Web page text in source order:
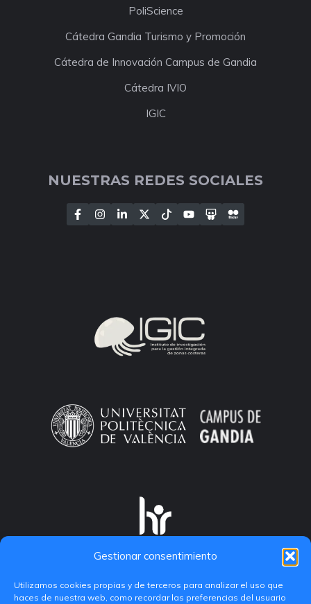
Gestionar consentimiento
Utilizamos cookies propias y de terceros para analizar el uso que
haces de nuestra web, como recordar las preferencias del usuario
PoliScience
Cátedra Gandia Turismo y Promoción
Cátedra de Innovación Campus de Gandia
Cátedra IVIO
IGIC
NUESTRAS REDES SOCIALES